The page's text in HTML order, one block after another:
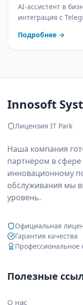
AI-ассистент в
интеграция с
планом внедрения.
Подробнее →
Innosoft
Лицензия IT Park
Наша компания
партнёром в сфере
инновационному
обслуживания мы
уровень.
Официальная
Гарантия качества
Профессиональное
Полезные
О нас